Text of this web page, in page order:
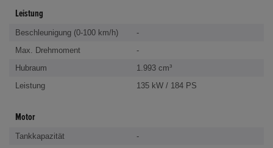
Leistung
Beschleunigung (0-100 km/h)
-
Max. Drehmoment
-
Hubraum
1.993 cm³
Leistung
135 kW / 184 PS
Motor
Tankkapazität
-